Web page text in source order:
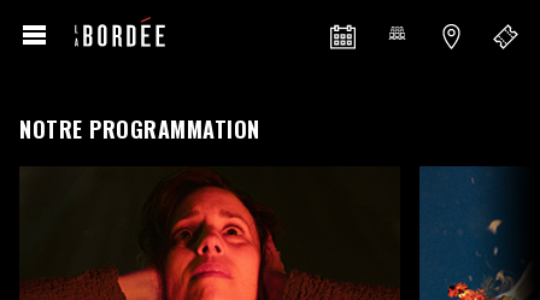
NOTRE PROGRAMMATION